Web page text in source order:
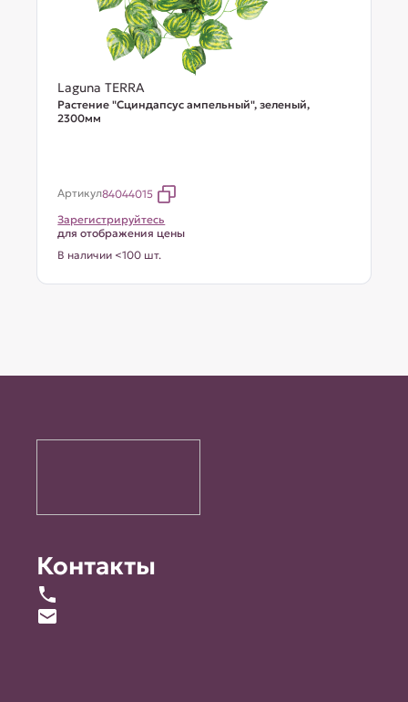
Laguna TERRA
Растение "Сциндапсус ампельный", зеленый,
2300мм
Артикул84044015
Зарегистрируйтесь
для отображения цены
В наличии <100 шт.
Контакты